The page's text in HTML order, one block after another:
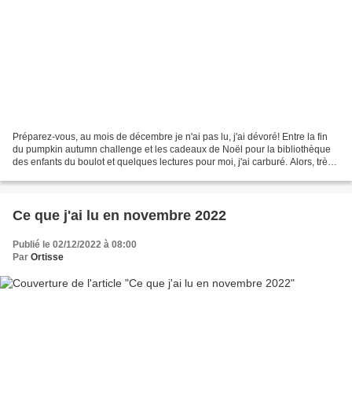
Préparez-vous, au mois de décembre je n'ai pas lu, j'ai dévoré! Entre la fin
du pumpkin autumn challenge et les cadeaux de Noël pour la bibliothèque
des enfants du boulot et quelques lectures pour moi, j'ai carburé. Alors, trève
Ce que j'ai lu en novembre 2022
Publié le 02/12/2022 à 08:00
Par Ortisse